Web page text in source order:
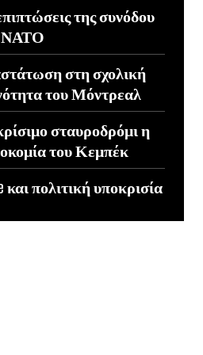
της συνόδου
ΝΑΤΟ
στη σχολική
του Μόντρεαλ
σταυροδρόμι η
του Κεμπέκ
και πολιτική υποκρισία